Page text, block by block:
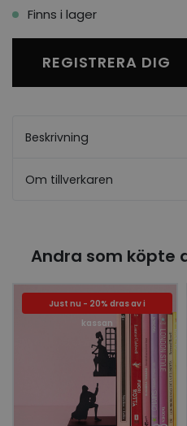
Finns i lager
REGISTRERA DIG
Beskrivning
Om tillverkaren
Andra som köpte
Just nu - 20% dras av i
kassan